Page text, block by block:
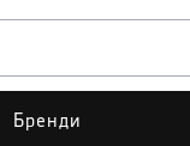
Бренди